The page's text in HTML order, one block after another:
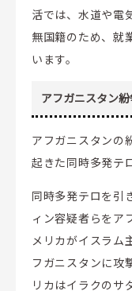
活では、水道や電
無国籍のため、就
います。
アフガニスタン
アフガニスタンの
起きた同時多発テ
同時多発テロを引
ィン容疑者らをア
メリカがイスラム
フガニスタンに攻
リカはイラクのサ